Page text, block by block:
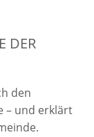
DER
den
– und erklärt